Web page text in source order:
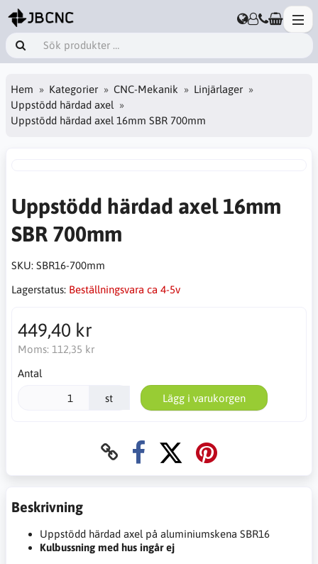
Hem Kategorier CNC-Mekanik
Linjärlager
Uppstödd härdad axel
Uppstödd härdad axel 16mm SBR 700mm
Uppstödd härdad axel 16mm
SBR 700mm
SKU: SBR16-700mm
Lagerstatus: Beställningsvara ca 4-5v
449,40 kr
Moms: 112,35 kr
Antal
st Lägg i varukorgen
Beskrivning
Uppstödd härdad axel på aluminiumskena SBR16
Kulbussning med hus ingår ej